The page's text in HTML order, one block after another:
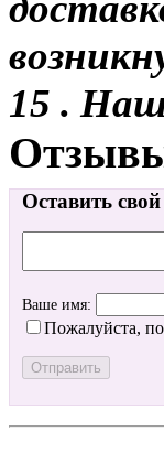
15 .
Оставить
Ваше имя:
Пожалуйста,